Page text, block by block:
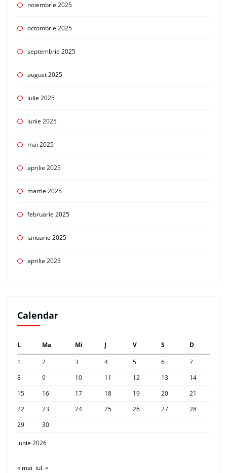
noiembrie 2025
octombrie 2025
septembrie 2025
august 2025
iulie 2025
iunie 2025
mai 2025
aprilie 2025
martie 2025
februarie 2025
ianuarie 2025
aprilie 2023
Calendar
iunie 2026
L Ma Mi J V S
D
1
2 3 4 5 6
7
8
9 10 11 12 13
14
15
16 17 18 19 20
21
22
23 24 25 26 27
28
29
30
« mai iul. »